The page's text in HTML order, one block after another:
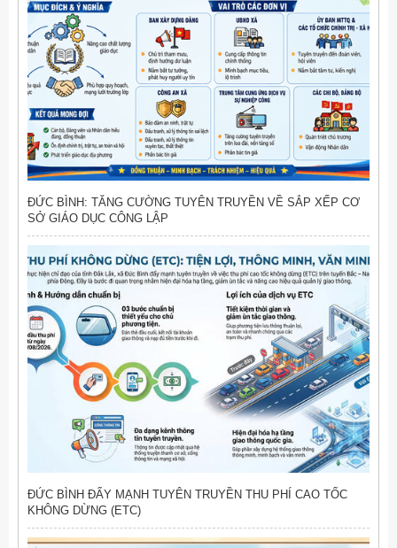
ĐỨC BÌNH: TĂNG CƯỜNG TUYÊN TRUYỀN VỀ SẮP XẾP CƠ
SỞ GIÁO DỤC CÔNG LẬP
ĐỨC BÌNH ĐẨY MẠNH TUYÊN TRUYỀN THU PHÍ CAO TỐC
KHÔNG DỪNG (ETC)